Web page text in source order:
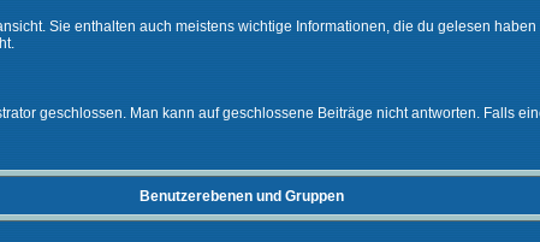
Sie enthalten auch meistens wichtige Informationen, die du gelesen
geschlossen. Man kann auf geschlossene Beiträge nicht antworten. Falls
Benutzerebenen und Gruppen